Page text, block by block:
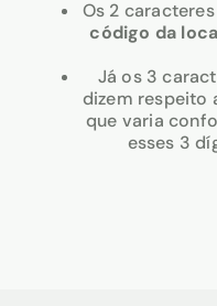
Os 2
código da
Já os 3
dizem respeito
que varia
esses 3